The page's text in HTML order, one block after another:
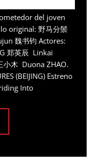
del joven
original: 野马分鬃
魏书钧 Actores:
郑英辰 Linkai
小木 Duona ZHAO.
(BEIJING) Estreno
Into